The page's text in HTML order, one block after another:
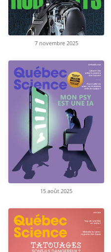
7 novembre 2025
15 août 2025